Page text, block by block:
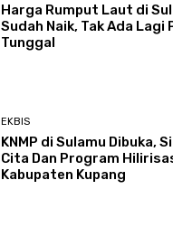
Harga Rumput Laut di
Sudah Naik, Tak Ada Lagi
Tunggal
EKBIS
KNMP di Sulamu Dibuka,
Cita Dan Program
Kabupaten Kupang